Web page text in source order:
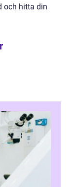
och hitta din